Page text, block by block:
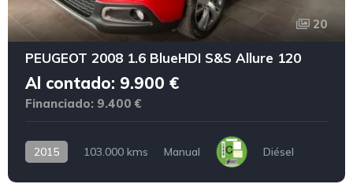
20
PEUGEOT 2008 1.6 BlueHDI S&S Allure 120
Al contado: 9.900 €
Financiado: 9.400 €
2015 103.000 kms Manual Diésel